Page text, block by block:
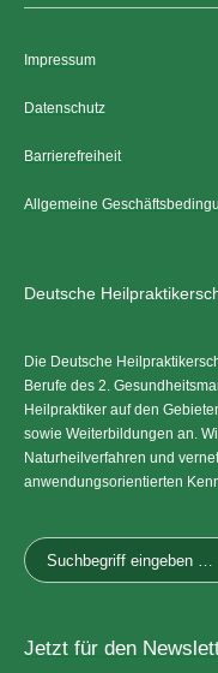
Impressum
Datenschutz
Barrierefreiheit
Allgemeine
Deutsche
Die Deutsche
Berufe des 2.
Heilpraktiker auf den
sowie Weiterbildungen an.
Naturheilverfahren und
anwendungsorientierten
Jetzt für den